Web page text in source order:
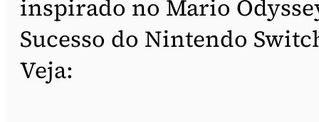
inspirado no Mario
Sucesso do Nintendo
Veja: